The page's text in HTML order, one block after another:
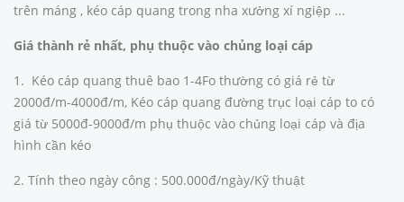
trên máng , kéo cáp quang trong nha xưởng xí ngiệp ...
Giá thành rẻ nhất, phụ thuộc vào chủng loại cáp
1. Kéo cáp quang thuê bao 1-4Fo thường có giá rẻ từ
2000đ/m-4000đ/m, Kéo cáp quang đường trục loại cáp to có
giá từ 5000đ-9000đ/m phụ thuộc vào chủng loại cáp và địa
hình cần kéo
2. Tính theo ngày công : 500.000đ/ngày/Kỹ thuật